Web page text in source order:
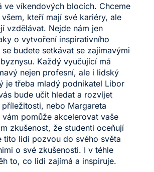
ve víkendových blocích. Chceme
kteří mají své kariéry, ale
vzdělávat. Nejde nám jen
o vytvoření inspirativního
budete setkávat se zajímavými
Každý vyučující má
nejen profesní, ale i lidský
je třeba mladý podnikatel Libor
bude učit hledat a rozvíjet
nebo Margareta
pomůže akcelerovat vaše
zkušenost, že studenti oceňují
tito lidi pozvou do svého světa
o své zkušenosti. I v téhle
to, co lidi zajímá a inspiruje.